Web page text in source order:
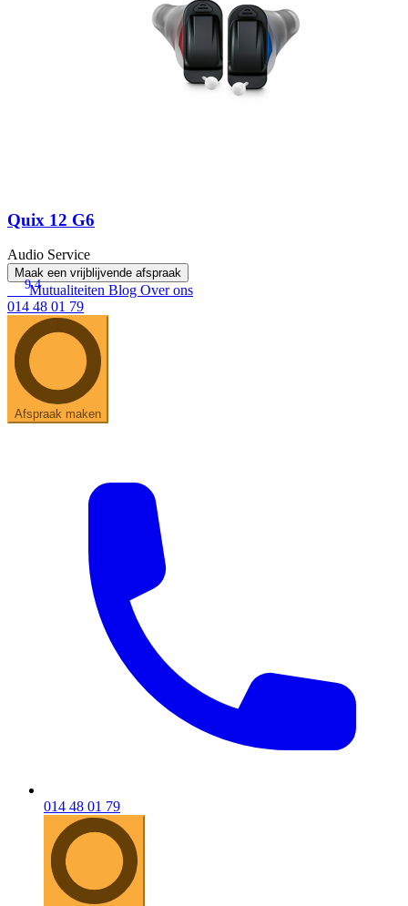
Quix 12 G6
Audio Service
Maak een vrijblijvende afspraak
9.4
Mutualiteiten Blog Over ons
014 48 01 79
Afspraak maken
014 48 01 79